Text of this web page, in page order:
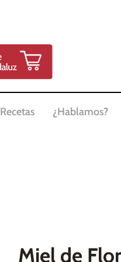
Recetas ¿Hablamos?
Miel de